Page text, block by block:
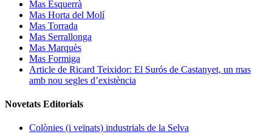
Mas Esquerrà
Mas Horta del Molí
Mas Torrada
Mas Serrallonga
Mas Marquès
Mas Formiga
Article de Ricard Teixidor: El Surós de Castanyet, un mas
amb nou segles d’existència
Novetats Editorials
Colònies (i veïnats) industrials de la Selva